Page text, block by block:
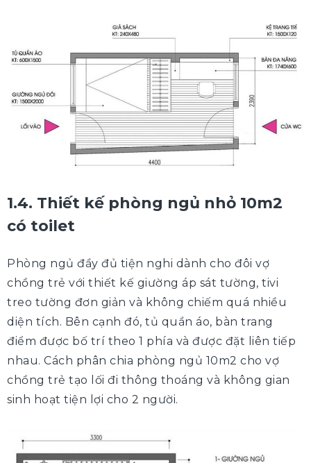
1.4. Thiết kế phòng ngủ nhỏ 10m2
có toilet
Phòng ngủ đầy đủ tiện nghi dành cho đôi vợ
chồng trẻ với thiết kế giường áp sát tường, tivi
treo tường đơn giản và không chiếm quá nhiều
diện tích. Bên cạnh đó, tủ quần áo, bàn trang
điểm được bố trí theo 1 phía và được đặt liên tiếp
nhau. Cách phân chia phòng ngủ 10m2 cho vợ
chồng trẻ tạo lối đi thông thoáng và không gian
sinh hoạt tiện lợi cho 2 người.